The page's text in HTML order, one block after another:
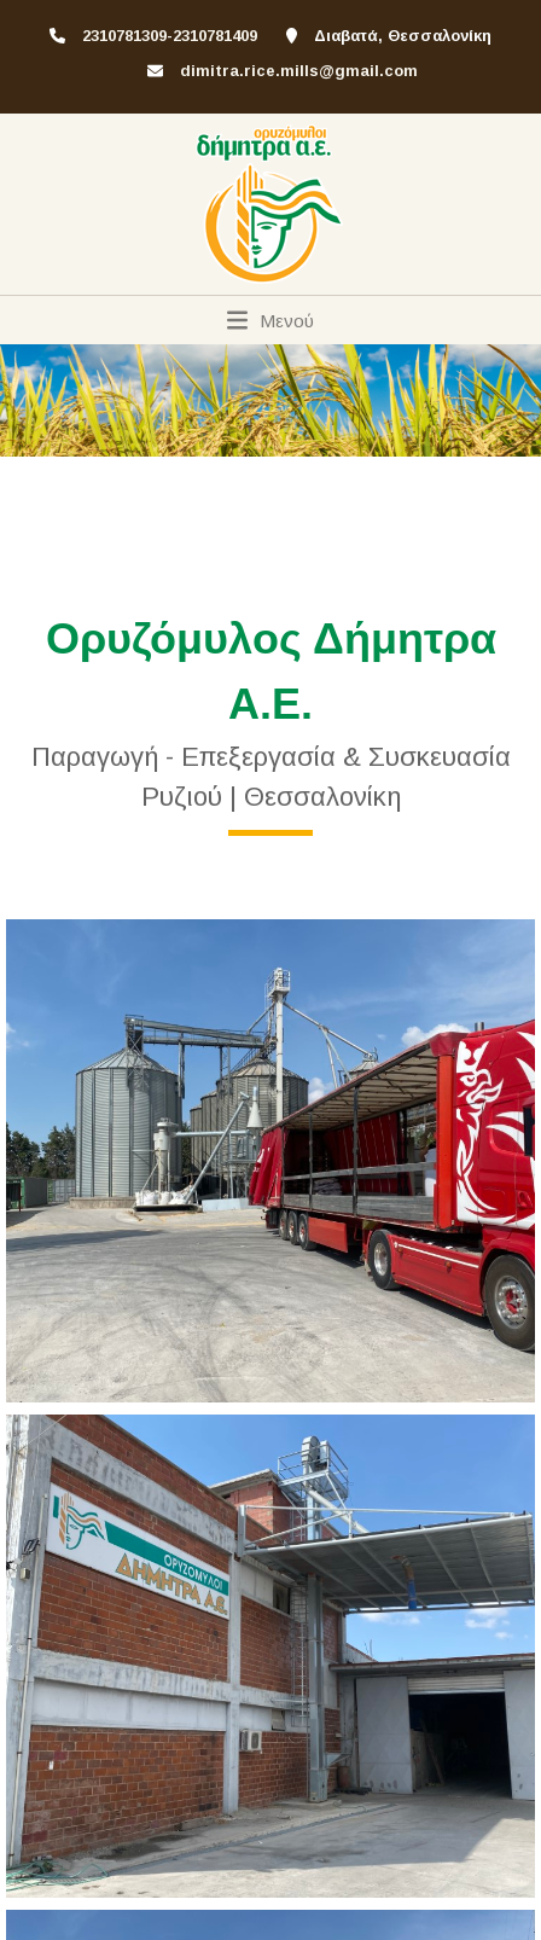
2310781309-2310781409
Διαβατά, Θεσσαλονίκη
dimitra.rice.mills@gmail.com
Μενού
Ορυζόμυλος Δήμητρα
Α.Ε.
Παραγωγή - Επεξεργασία & Συσκευασία
Ρυζιού | Θεσσαλονίκη